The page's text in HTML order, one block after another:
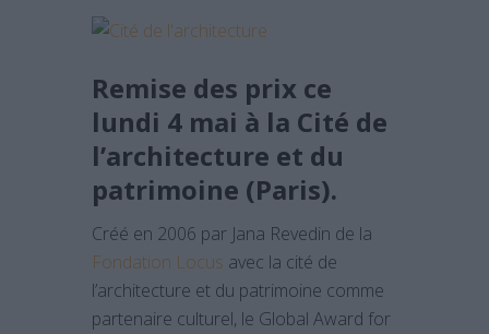
Remise des prix ce
lundi 4 mai à la Cité de
l’architecture et du
patrimoine (Paris).
Créé en 2006 par Jana Revedin de la
Fondation Locus avec la cité de
l’architecture et du patrimoine comme
partenaire culturel, le Global Award for